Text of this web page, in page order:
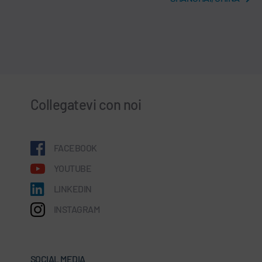
Collegatevi con noi
FACEBOOK
YOUTUBE
LINKEDIN
INSTAGRAM
SOCIAL MEDIA